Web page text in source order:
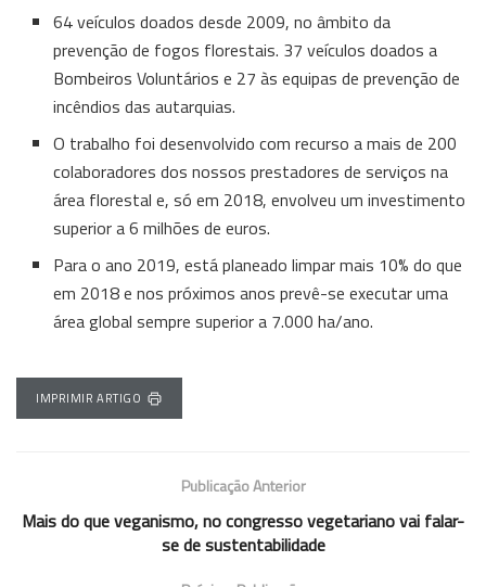
64 veículos doados desde 2009, no âmbito da
prevenção de fogos florestais. 37 veículos doados a
Bombeiros Voluntários e 27 às equipas de prevenção de
incêndios das autarquias.
O trabalho foi desenvolvido com recurso a mais de 200
colaboradores dos nossos prestadores de serviços na
área florestal e, só em 2018, envolveu um investimento
superior a 6 milhões de euros.
Para o ano 2019, está planeado limpar mais 10% do que
em 2018 e nos próximos anos prevê-se executar uma
área global sempre superior a 7.000 ha/ano.
IMPRIMIR ARTIGO
Publicação Anterior
Mais do que veganismo, no congresso vegetariano vai falar-
se de sustentabilidade